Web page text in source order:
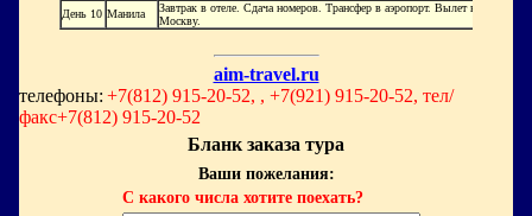
День 10 Манила
Завтрак в отеле. Сдача номеров. Трансфер в аэропорт. Вылет в
Москву.
aim-travel.ru
телефоны: +7(812) 915-20-52, , +7(921) 915-20-52, тел/
факс+7(812) 915-20-52
Бланк заказа тура
Ваши пожелания:
С какого числа хотите поехать?